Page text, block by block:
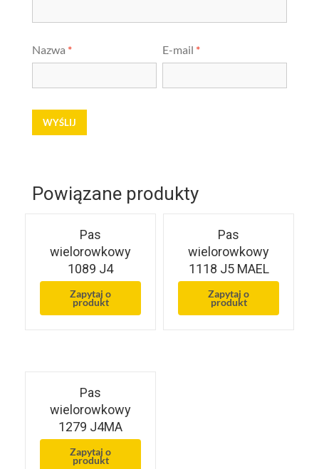
Nazwa * E-mail *
Powiązane produkty
Pas
wielorowkowy
1089 J4
Zapytaj o
produkt
Pas
wielorowkowy
1118 J5 MAEL
Zapytaj o
produkt
Pas
wielorowkowy
1279 J4MA
Zapytaj o
produkt